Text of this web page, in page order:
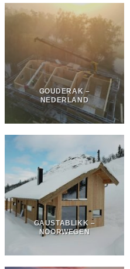
GOUDERAK –
NEDERLAND
GAUSTABLIKK –
NOORWEGEN